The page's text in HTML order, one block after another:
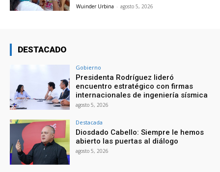
Wuinder Urbina - agosto 5, 2026
DESTACADO
Gobierno
Presidenta Rodríguez lideró
encuentro estratégico con firmas
internacionales de ingeniería sísmica
agosto 5, 2026
Destacada
Diosdado Cabello: Siempre le hemos
abierto las puertas al diálogo
agosto 5, 2026